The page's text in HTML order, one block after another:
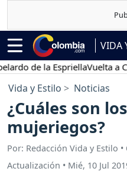
VIDA
de la EspriellaVuelta a
Vida y Estilo Noticias
¿Cuáles son
mujeriegos?
Por: Redacción Vida y Estilo
Actualización • Mié, 10 Jul